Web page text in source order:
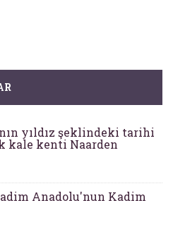
yıldız şeklindeki tarihi
kale kenti Naarden
Anadolu'nun Kadim